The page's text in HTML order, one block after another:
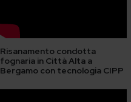
Risanamento condotta
fognaria in Città Alta a
Bergamo con tecnologia CIPP